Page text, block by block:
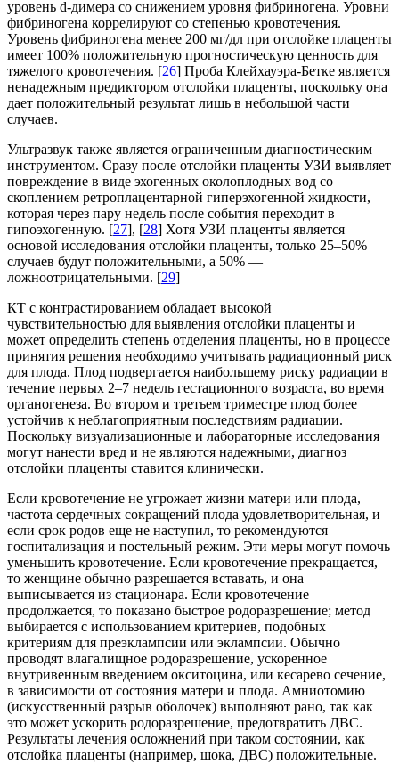
уровень d-димера со снижением уровня фибриногена. Уровни
фибриногена коррелируют со степенью кровотечения.
Уровень фибриногена менее 200 мг/дл при отслойке плаценты
имеет 100% положительную прогностическую ценность для
тяжелого кровотечения. [26] Проба Клейхауэра-Бетке является
ненадежным предиктором отслойки плаценты, поскольку она
дает положительный результат лишь в небольшой части
случаев.
Ультразвук также является ограниченным диагностическим
инструментом. Сразу после отслойки плаценты УЗИ выявляет
повреждение в виде эхогенных околоплодных вод со
скоплением ретроплацентарной гиперэхогенной жидкости,
которая через пару недель после события переходит в
гипоэхогенную. [27], [28] Хотя УЗИ плаценты является
основой исследования отслойки плаценты, только 25–50%
случаев будут положительными, а 50% —
ложноотрицательными. [29]
КТ с контрастированием обладает высокой
чувствительностью для выявления отслойки плаценты и
может определить степень отделения плаценты, но в процессе
принятия решения необходимо учитывать радиационный риск
для плода. Плод подвергается наибольшему риску радиации в
течение первых 2–7 недель гестационного возраста, во время
органогенеза. Во втором и третьем триместре плод более
устойчив к неблагоприятным последствиям радиации.
Поскольку визуализационные и лабораторные исследования
могут нанести вред и не являются надежными, диагноз
отслойки плаценты ставится клинически.
Если кровотечение не угрожает жизни матери или плода,
частота сердечных сокращений плода удовлетворительная, и
если срок родов еще не наступил, то рекомендуются
госпитализация и постельный режим. Эти меры могут помочь
уменьшить кровотечение. Если кровотечение прекращается,
то женщине обычно разрешается вставать, и она
выписывается из стационара. Если кровотечение
продолжается, то показано быстрое родоразрешение; метод
выбирается с использованием критериев, подобных
критериям для преэклампсии или эклампсии. Обычно
проводят влагалищное родоразрешение, ускоренное
внутривенным введением окситоцина, или кесарево сечение,
в зависимости от состояния матери и плода. Амниотомию
(искусственный разрыв оболочек) выполняют рано, так как
это может ускорить родоразрешение, предотвратить ДВС.
Результаты лечения осложнений при таком состоянии, как
отслойка плаценты (например, шока, ДВС) положительные.